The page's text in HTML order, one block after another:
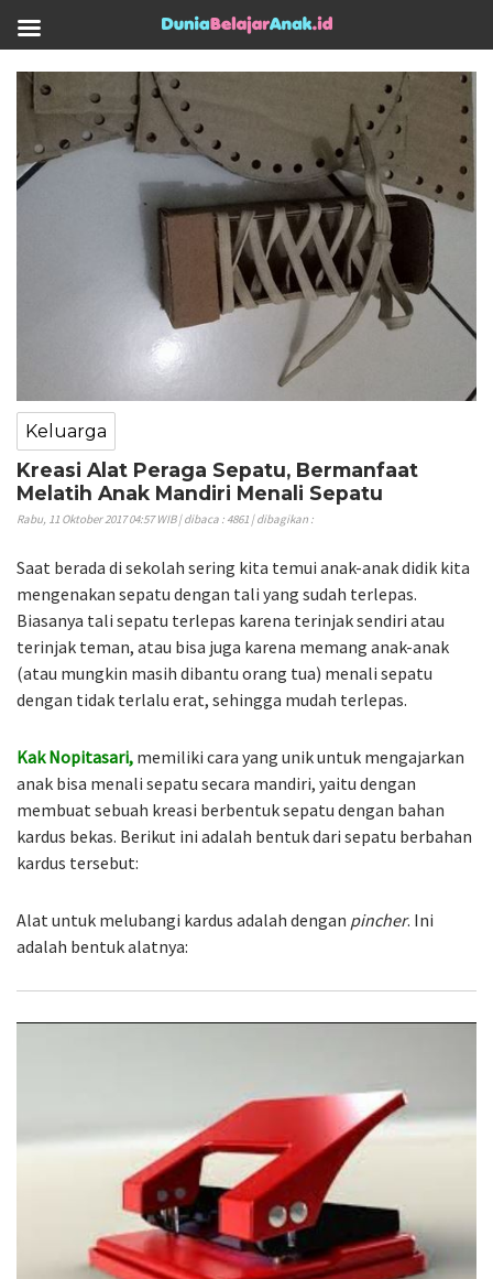
Keluarga
Kreasi Alat Peraga Sepatu, Bermanfaat
Melatih Anak Mandiri Menali Sepatu
Rabu, 11 Oktober 2017 04:57 WIB | dibaca : 4861 | dibagikan :
Saat berada di sekolah sering kita temui anak-anak didik kita
mengenakan sepatu dengan tali yang sudah terlepas.
Biasanya tali sepatu terlepas karena terinjak sendiri atau
terinjak teman, atau bisa juga karena memang anak-anak
(atau mungkin masih dibantu orang tua) menali sepatu
dengan tidak terlalu erat, sehingga mudah terlepas.
Kak Nopitasari, memiliki cara yang unik untuk mengajarkan
anak bisa menali sepatu secara mandiri, yaitu dengan
membuat sebuah kreasi berbentuk sepatu dengan bahan
kardus bekas. Berikut ini adalah bentuk dari sepatu berbahan
kardus tersebut:
Alat untuk melubangi kardus adalah dengan pincher. Ini
adalah bentuk alatnya: